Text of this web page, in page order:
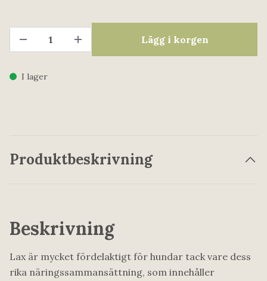
Lägg i korgen
I lager
Produktbeskrivning
Beskrivning
Lax är mycket fördelaktigt för hundar tack vare dess
rika näringssammansättning, som innehåller